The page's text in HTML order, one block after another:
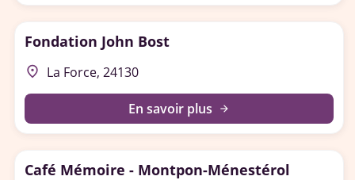
Fondation John Bost
place La Force, 24130
En savoir plus arrow_forward
Café Mémoire - Montpon-Ménestérol